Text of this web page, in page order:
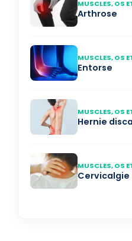
MUSCLES, OS
Arthrose
MUSCLES, OS
Entorse
MUSCLES, OS
Hernie
MUSCLES, OS
Cervicalgie